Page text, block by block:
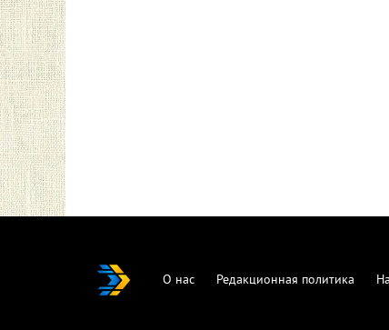
О нас Редакционная политика